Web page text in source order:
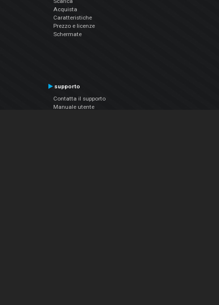
Acquista
Caratteristiche
Prezzo e licenze
Schermate
supporto
Contatta il supporto
Manuale utente